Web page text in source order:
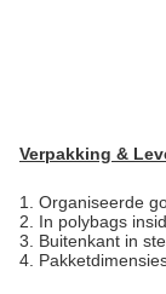
Verpakking &
1. Organiseerde
2. In polybags
3. Buitenkant in
4.